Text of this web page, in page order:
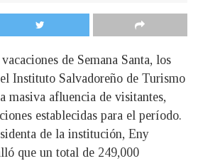
de Semana Santa, los
Instituto Salvadoreño de Turismo
masiva afluencia de visitantes,
establecidas para el período.
de la institución, Eny
que un total de 249,000